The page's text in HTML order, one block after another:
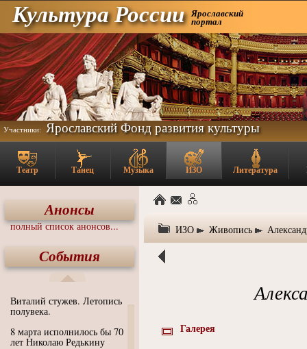
Культура России Ярославский
портал
Участники: Ярославский Фонд развития культуры
Театр Танец Музыка ИЗО Литература
Анонсы
полный список анонсов...
События
Виталий стужев. Летопись
полувека.
8 марта исполнилось бы 70
лет Николаю Редькину
ИЗО Живопись
Галерея